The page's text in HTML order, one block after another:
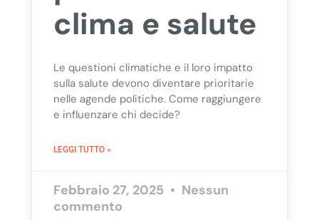
clima e salute
Le questioni climatiche e il loro impatto
sulla salute devono diventare prioritarie
nelle agende politiche. Come raggiungere
e influenzare chi decide?
LEGGI TUTTO »
Febbraio 27, 2025
Nessun
commento